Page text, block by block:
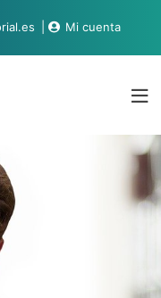
Mi cuenta